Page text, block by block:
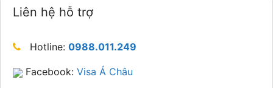
Liên hệ hỗ trợ
Hotline: 0988.011.249
Facebook: Visa Á Châu